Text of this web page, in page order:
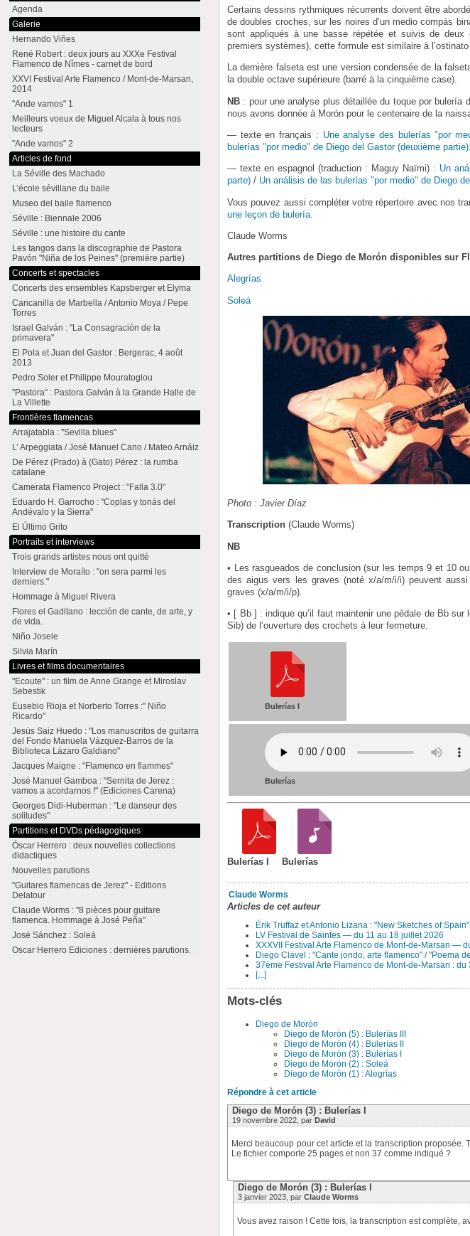
Certains dessins rythmiques récurrents doivent être
de doubles croches, sur les noires d’un medio compás
sont appliqués à une basse répétée et suivis de
premiers systèmes), cette formule est similaire à
La dernière falseta est une version condensée de la
la double octave supérieure (barré à la cinquième case).
NB : pour une analyse plus détaillée du toque por
nous avons donnée à Morón pour le centenaire de la
— texte en français : Une analyse des bulerías "por
bulerías "por medio" de Diego del Gastor (deuxième partie)
— texte en espagnol (traduction : Maguy Naïmi) : Un
parte) / Un análisis de las bulerías "por medio" de Diego
Vous pouvez aussi compléter votre répertoire avec nos
une leçon de bulería
Claude Worms
Autres partitions de Diego de Morón disponibles sur
Alegrías
Soleá
Photo : Javier Díaz
Transcription (Claude Worms)
NB
• Les rasgueados de conclusion (sur les temps 9 et 10
des aigus vers les graves (noté x/a/m/i/i) peuvent
graves (x/a/m/i/p).
• [ Bb ] : indique qu’il faut maintenir une pédale de Bb
Sib) de l’ouverture des crochets à leur fermeture.
Bulerías I
Bulerías
Bulerías I Bulerías
Claude Worms
Articles de cet auteur
Érik Truffaz et Antonio Lizana : "New Sketches of
LV Festival de Saintes — du 11 au 18 juillet 2026
XXXVII Festival Arte Flamenco de Mont-de-Marsan —
Diego Clavel : "Cante jondo, arte flamenco" / "Poema
37ème Festival Arte Flamenco de Mont-de-Marsan :
[...]
Mots-clés
Diego de Morón
Diego de Morón (5) : Bulerías III
Diego de Morón (4) : Bulerías II
Diego de Morón (3) : Bulerías I
Diego de Morón (2) : Soleá
Diego de Morón (1) : Alegrías
Répondre à cet article
Diego de Morón (3) : Bulerías I
19 novembre 2022, parDavid
Merci beaucoup pour cet article et la transcription proposée.
Le fichier comporte 25 pages et non 37 comme indiqué ?
Diego de Morón (3) : Bulerías I
3 janvier 2023, parClaude Worms
Vous avez raison ! Cette fois, la transcription est complète,
Agenda
Galerie
Hernando Viñes
René Robert : deux jours au XXXe Festival
Flamenco de Nîmes - carnet de bord
XXVI Festival Arte Flamenco / Mont-de-Marsan,
2014
"Ande vamos" 1
Meilleurs voeux de Miguel Alcala à tous nos
lecteurs
"Ande vamos" 2
Articles de fond
La Séville des Machado
L’école sévillane du baile
Museo del baile flamenco
Séville : Biennale 2006
Séville : une histoire du cante
Les tangos dans la discographie de Pastora
Pavón "Niña de los Peines" (première partie)
Concerts et spectacles
Concerts des ensembles Kapsberger et Elyma
Cancanilla de Marbella / Antonio Moya / Pepe
Torres
Israel Galván : "La Consagración de la
primavera"
El Pola et Juan del Gastor : Bergerac, 4 août
2013
Pedro Soler et Philippe Mouratoglou
"Pastora" : Pastora Galván à la Grande Halle de
La Villette
Frontières flamencas
Arrajatabla : "Sevilla blues"
L’ Arpeggiata / José Manuel Cano / Mateo Arnáiz
De Pérez (Prado) à (Gato) Pérez : la rumba
catalane
Camerata Flamenco Project : "Falla 3.0"
Eduardo H. Garrocho : "Coplas y tonás del
Andévalo y la Sierra"
El Último Grito
Portraits et interviews
Trois grands artistes nous ont quitté
Interview de Moraíto : "on sera parmi les
derniers."
Hommage à Miguel Rivera
Flores el Gaditano : lección de cante, de arte, y
de vida.
Niño Josele
Silvia Marín
Livres et films documentaires
"Ecoute" : un film de Anne Grange et Miroslav
Sebestik
Eusebio Rioja et Norberto Torres :" Niño
Ricardo"
Jesús Saiz Huedo : "Los manuscritos de guitarra
del Fondo Manuela Vázquez-Barros de la
Biblioteca Lázaro Galdiano"
Jacques Maigne : "Flamenco en flammes"
José Manuel Gamboa : "Sernita de Jerez :
vamos a acordarnos !" (Ediciones Carena)
Georges Didi-Huberman : "Le danseur des
solitudes"
Partitions et DVDs pédagogiques
Óscar Herrero : deux nouvelles collections
didactiques
Nouvelles parutions
"Guitares flamencas de Jerez" - Editions
Delatour
Claude Worms : "8 pièces pour guitare
flamenca. Hommage à José Peña"
José Sánchez : Soleá
Oscar Herrero Ediciones : dernières parutions.